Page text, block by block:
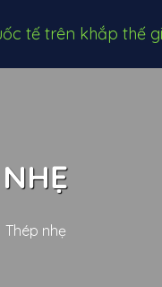
Thép nhẹ